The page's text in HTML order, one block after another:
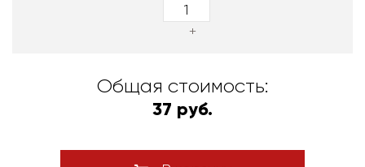
+
Общая стоимость:
37 руб.